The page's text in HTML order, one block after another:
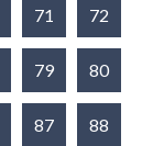
71 72
79 80
87 88